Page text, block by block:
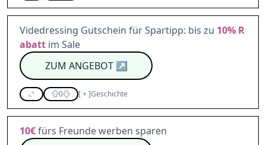
Videdressing Gutschein für Spartipp: bis zu 10% R
abatt im Sale
ZUM ANGEBOT↗
0 [+]Geschichte
10€fürs Freunde werben sparen